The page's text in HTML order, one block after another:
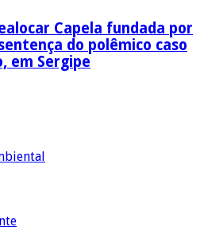
Capela fundada por
do polêmico caso
em Sergipe